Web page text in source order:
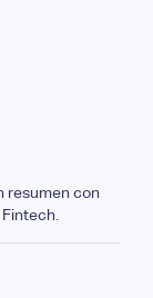
resumen con